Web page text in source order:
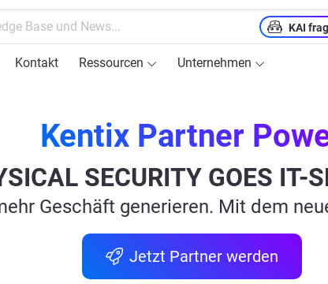
KAI
Kontakt Ressourcen Unternehmen
Kentix Partner
SECURITY GOES IT-
Geschäft generieren. Mit dem
Jetzt Partner werden